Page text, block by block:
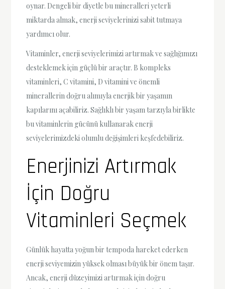
oynar. Dengeli bir diyetle bu mineralleri yeterli
miktarda almak, enerji seviyelerinizi sabit tutmaya
yardımcı olur.
Vitaminler, enerji seviyelerimizi artırmak ve sağlığımızı
desteklemek için güçlü bir araçtır. B kompleks
vitaminleri, C vitamini, D vitamini ve önemli
minerallerin doğru alımıyla enerjik bir yaşamın
kapılarını açabiliriz. Sağlıklı bir yaşam tarzıyla birlikte
bu vitaminlerin gücünü kullanarak enerji
seviyelerimizdeki olumlu değişimleri keşfedebiliriz.
Enerjinizi Artırmak
İçin Doğru
Vitaminleri Seçmek
Günlük hayatta yoğun bir tempoda hareket ederken
enerji seviyemizin yüksek olması büyük bir önem taşır.
Ancak, enerji düzeyimizi artırmak için doğru